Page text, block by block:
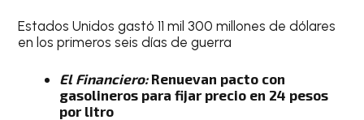
Estados Unidos gastó 11 mil 300 millones de dólares
en los primeros seis días de guerra
El Financiero:Renuevan pacto con
gasolineros para fijar precio en 24 pesos
por litro